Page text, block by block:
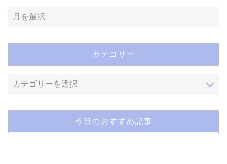
カテゴリー
今日のおすすめ記事